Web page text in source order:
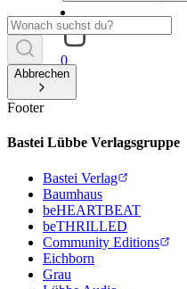
0
Abbrechen
Footer
Bastei Lübbe Verlagsgruppe
Bastei Verlag
Baumhaus
beHEARTBEAT
beTHRILLED
Community Editions
Eichborn
Grau